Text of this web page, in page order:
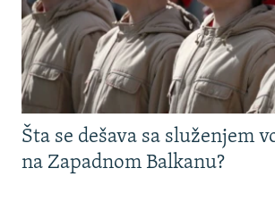
Šta se dešava sa služenjem
na Zapadnom Balkanu?